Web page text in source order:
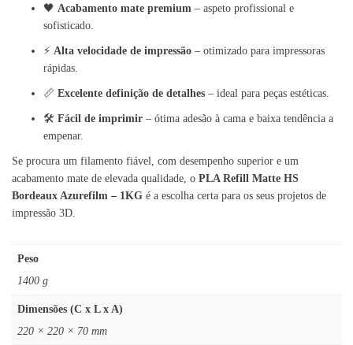
🖤 Acabamento mate premium – aspeto profissional e
sofisticado.
⚡ Alta velocidade de impressão – otimizado para impressoras
rápidas.
📏 Excelente definição de detalhes – ideal para peças estéticas.
🛠️ Fácil de imprimir – ótima adesão à cama e baixa tendência a
empenar.
Se procura um filamento fiável, com desempenho superior e um
acabamento mate de elevada qualidade, o PLA Refill Matte HS
Bordeaux Azurefilm – 1KG é a escolha certa para os seus projetos de
impressão 3D.
Peso
1400 g
Dimensões (C x L x A)
220 × 220 × 70 mm